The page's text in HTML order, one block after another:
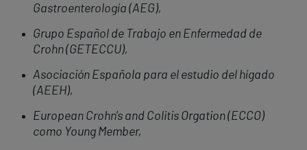
Gastroenterología (AEG),
Grupo Español de Trabajo en Enfermedad de
Crohn (GETECCU),
Asociación Española para el estudio del hígado
(AEEH),
European Crohn's and Colitis Orgation (ECCO)
como Young Member,